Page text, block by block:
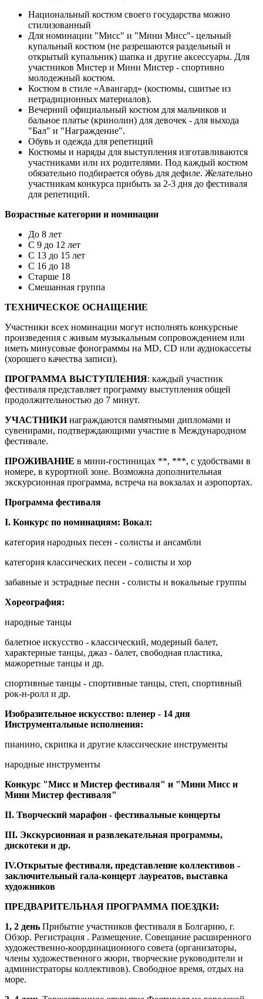
Национальный костюм своего государства можно
стилизованный
Для номинации "Мисс" и "Мини Мисс"- цельный
купальный костюм (не разрешаются раздельный и
открытый купальник) шапка и другие аксессуары. Для
участников Мистер и Мини Мистер - спортивно
молодежный костюм.
Костюм в стиле «Авангард» (костюмы, сшитые из
нетрадиционных материалов).
Вечерний официальный костюм для мальчиков и
бальное платье (кринолин) для девочек - для выхода
"Бал" и "Награждение".
Обувь и одежда для репетиций
Костюмы и наряды для выступления изготавливаются
участниками или их родителями. Под каждый костюм
обязательно подбирается обувь для дефиле. Желательно
участникам конкурса прибыть за 2-3 дня до фестиваля
для репетиций.
Возрастные категории и номинации
До 8 лет
С 9 до 12 лет
С 13 до 15 лет
С 16 до 18
Старше 18
Смешанная группа
ТЕХНИЧЕСКОЕ ОСНАЩЕНИЕ
Участники всех номинации могут исполнять конкурсные
произведения с живым музыкальным сопровождением или
иметь минусовые фонограммы на MD, CD или аудиокассеты
(хорошего качества записи).
ПРОГРАММА ВЫСТУПЛЕНИЯ: каждый участник
фестиваля представляет программу выступления общей
продолжительностью до 7 минут.
УЧАСТНИКИнаграждаются памятными дипломами и
сувенирами, подтверждающими участие в Международном
фестивале.
ПРОЖИВАНИЕ в мини-гостиницах **, ***, с удобствами в
номере, в курортной зоне. Возможна дополнительная
экскурсионная программа, встреча на вокзалах и аэропортах.
Программа фестиваля
I. Конкурс по номинациям: Вокал:
категория народных песен - солисты и ансамбли
категория классических песен - солисты и хор
забавные и эстрадные песни - солисты и вокальные группы
Хореография:
народные танцы
балетное искусство - классический, модерный балет,
характерные танцы, джаз - балет, свободная пластика,
мажоретные танцы и др.
спортивные танцы - спортивные танцы, степ, спортивный
рок-н-ролл и др.
Изобразительное искусство: пленер - 14 дня
Инструментальные исполнения:
пианино, скрипка и другие классические инструменты
народные инструменты
Конкурс "Мисс и Мистер фестиваля" и "Мини Мисс и
Мини Мистер фестиваля"
II. Творческий марафон - фестивальные концерты
III. Экскурсионная и развлекательная программы,
дискотеки и др.
IV.Открытые фестиваля, представление коллективов -
заключительный гала-концерт лауреатов, выставка
художников
ПРЕДВАРИТЕЛЬНАЯ ПРОГРАММА ПОЕЗДКИ:
1, 2 день Прибытие участников фестиваля в Болгарию, г.
Обзор. Регистрация . Размещение. Совещание расширенного
художественно-координационного совета (организаторы,
члены художественного жюри, творческие руководители и
администраторы коллективов). Свободное время, отдых на
море.